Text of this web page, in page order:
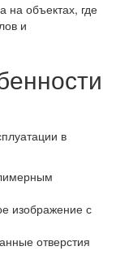
на объектах, где
и
в
изображение с
отверстия